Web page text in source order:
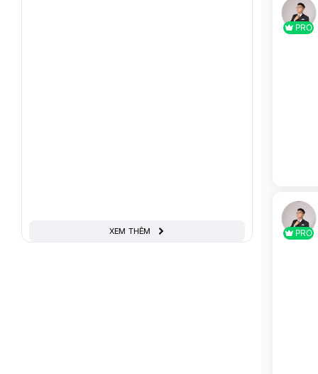
XEM THÊM
PRO
PRO